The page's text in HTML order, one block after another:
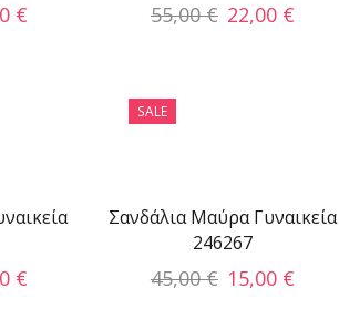
€ 55,00€ 22,00 €
€
SALE
Σανδάλια Μαύρα Γυναικεία
246267
45,00€ 15,00 €